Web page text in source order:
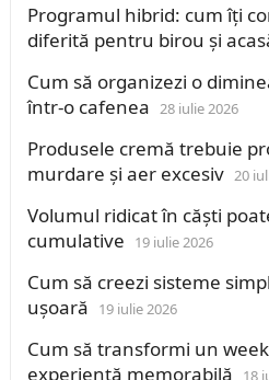
Programul hibrid: cum îți
diferită pentru birou și
Cum să organizezi o
într-o cafenea 28 iulie 2026
Produsele cremă trebuie
murdare și aer excesiv 20
Volumul ridicat în căști
cumulative
19 iulie 2026
Cum să creezi sisteme
ușoară
19 iulie 2026
Cum să transformi un
experiență memorabilă
18